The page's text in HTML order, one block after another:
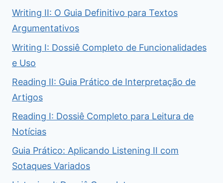
Writing II: O Guia Definitivo para Textos
Argumentativos
Writing I: Dossiê Completo de Funcionalidades
e Uso
Reading II: Guia Prático de Interpretação de
Artigos
Reading I: Dossiê Completo para Leitura de
Notícias
Guia Prático: Aplicando Listening II com
Sotaques Variados